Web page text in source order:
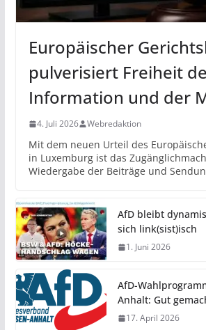
Europäischer
pulverisiert Freiheit
Information und der
4. Juli 2026 Webredaktion
Mit dem neuen Urteil des
in Luxemburg ist das
Wiedergabe der Beiträge und
AfD bleibt
sich link(sist)isch
1. Juni 2026
AfD-
Anhalt: Gut
17. April 2026